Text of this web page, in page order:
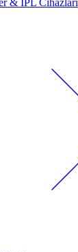
& IPL Cihazları